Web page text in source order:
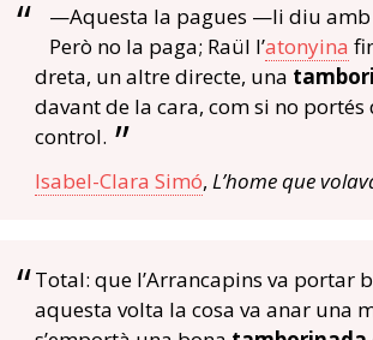
—Aquesta la pagues —li diu
Però no la paga; Raül l’atonyina
dreta, un altre directe, una
davant de la cara, com si no
control.
Isabel-Clara Simó, L’home que
Total: que l’Arrancapins va portar
aquesta volta la cosa va anar una